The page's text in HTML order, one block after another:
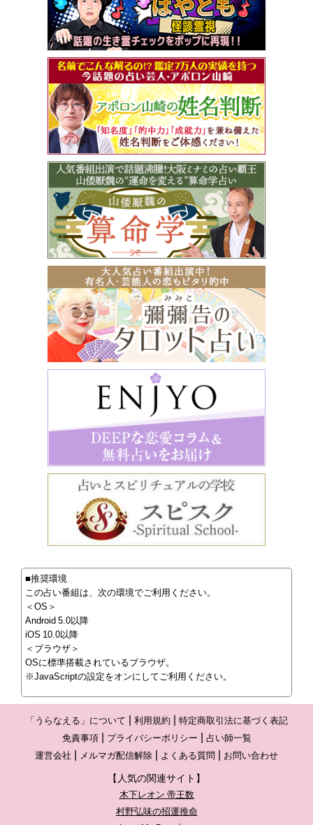
■推奨環境
この占い番組は、次の環境でご利用ください。
＜OS＞
Android 5.0以降
iOS 10.0以降
＜ブラウザ＞
OSに標準搭載されているブラウザ。
※JavaScriptの設定をオンにしてご利用ください。
「うらなえる」について 利用規約
特定商取引法に基づく表記
免責事項
プライバシーポリシー
占い師一覧
運営会社
メルマガ配信解除 よくある質問 お問い合わせ
【人気の関連サイト】
木下レオン 帝王数
村野弘味の招運推命